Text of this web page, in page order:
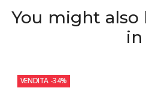
You might also
in
VENDITA -34%